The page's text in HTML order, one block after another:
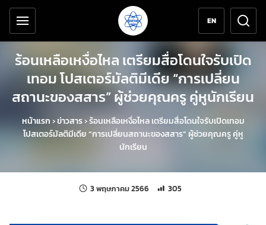
ข้ามไปยังเนื้อหาหลัก
เครื่องมือช่วยเหลือ
EN
ร้อนเหลือเหงื่อไหล เตรียมสื่อโดนใจรับเปิด
เทอม โปสเตอร์มัลติมีเดีย “การเปลี่ยน
สถานะของสสาร” ผู้ช่วยคุณครู คู่หูนักเรียน
หน้าแรก›ข่าวสาร›ร้อนเหลือเหงื่อไหล เตรียมสื่อโดนใจรับเปิดเทอม
โปสเตอร์มัลติมีเดีย “การเปลี่ยนสถานะของสสาร” ผู้ช่วยคุณครู คู่หู
นักเรียน
3 พฤษภาคม 2566 แก้ไขล่าสุดเมื่อ:
จำนวนการเข้าชม 305 ครั้ง
305